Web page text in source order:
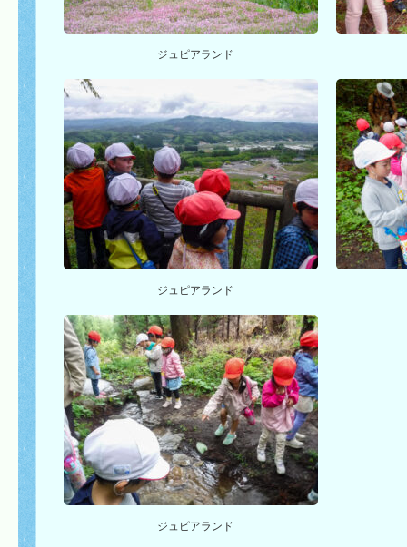
ジュピアランド
ジュピアランド
ジュピアランド